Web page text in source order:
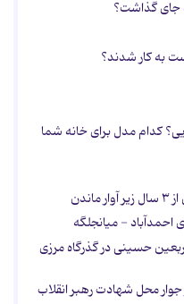
به کار شدند؟
کدام مدل برای خانه شما
احمدآباد - میانجلگه
حسینی در گذرگاه مرزی
محل شهادت رهبر انقلاب